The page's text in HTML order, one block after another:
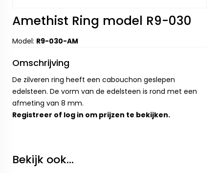
Amethist Ring model R9-030
Model: R9-030-AM
Omschrijving
De zilveren ring heeft een cabouchon geslepen
edelsteen. De vorm van de edelsteen is rond met een
afmeting van 8 mm.
Registreer of log in om prijzen te bekijken.
Bekijk ook...